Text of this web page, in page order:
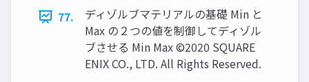
77.
ディゾルブマテリアルの基礎 Min と
Max の２つの値を制御してディゾル
ブさせる Min Max ©2020 SQUARE
ENIX CO., LTD. All Rights Reserved.